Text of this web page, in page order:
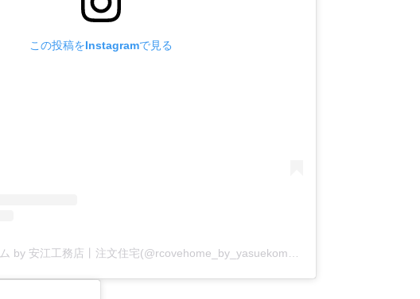
この投稿をInstagramで見る